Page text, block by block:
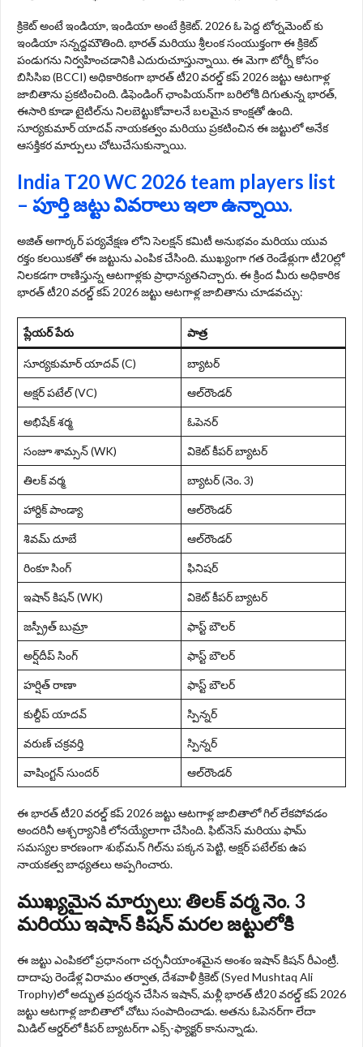
క్రికెట్ అంటే ఇండియా, ఇండియా అంటే క్రికెట్. 2026 ఓ పెద్ద టోర్నమెంట్ కు
ఇండియా సన్నద్దమౌతింది. భారత్ మరియు శ్రీలంక సంయుక్తంగా ఈ క్రికెట్
పండుగను నిర్వహించడానికి ఎదురుచూస్తున్నాయి. ఈ మెగా టోర్నీ కోసం
బిసిసిఐ (BCCI) అధికారికంగా భారత్ టీ20 వరల్డ్ కప్ 2026 జట్టు ఆటగాళ్ల
జాబితాను ప్రకటించింది. డిఫెండింగ్ ఛాంపియన్‌గా బరిలోకి దిగుతున్న భారత్,
ఈసారి కూడా టైటిల్‌ను నిలబెట్టుకోవాలనే బలమైన కాంక్షతో ఉంది.
సూర్యకుమార్ యాదవ్ నాయకత్వం మరియు ప్రకటించిన ఈ జట్టులో అనేక
ఆసక్తికర మార్పులు చోటుచేసుకున్నాయి.
India T20 WC 2026 team players list
– పూర్తి జట్టు వివరాలు ఇలా ఉన్నాయి.
అజిత్ అగార్కర్ పర్యవేక్షణ లోని సెలక్షన్ కమిటీ అనుభవం మరియు యువ
రక్తం కలయికతో ఈ జట్టును ఎంపిక చేసింది. ముఖ్యంగా గత రెండేళ్లుగా టీ20ల్లో
నిలకడగా రాణిస్తున్న ఆటగాళ్లకు ప్రాధాన్యతనిచ్చారు. ఈ క్రింద మీరు అధికారిక
భారత్ టీ20 వరల్డ్ కప్ 2026 జట్టు ఆటగాళ్ల జాబితాను చూడవచ్చు:
ప్లేయర్ పేరు పాత్ర
సూర్యకుమార్ యాదవ్ (C) బ్యాటర్
అక్షర్ పటేల్ (VC) ఆల్‌రౌండర్
అభిషేక్ శర్మ ఓపెనర్
సంజూ శామ్సన్ (WK) వికెట్ కీపర్ బ్యాటర్
తిలక్ వర్మ బ్యాటర్ (నెం. 3)
హార్దిక్ పాండ్యా ఆల్‌రౌండర్
శివమ్ దూబే ఆల్‌రౌండర్
రింకూ సింగ్ ఫినిషర్
ఇషాన్ కిషన్ (WK) వికెట్ కీపర్ బ్యాటర్
జస్ప్రీత్ బుమ్రా ఫాస్ట్ బౌలర్
అర్ష్‌దీప్ సింగ్ ఫాస్ట్ బౌలర్
హర్షిత్ రాణా ఫాస్ట్ బౌలర్
కుల్దీప్ యాదవ్ స్పిన్నర్
వరుణ్ చక్రవర్తి స్పిన్నర్
వాషింగ్టన్ సుందర్ ఆల్‌రౌండర్
ఈ భారత్ టీ20 వరల్డ్ కప్ 2026 జట్టు ఆటగాళ్ల జాబితాలో గిల్ లేకపోవడం
అందరినీ ఆశ్చర్యానికి లోనయ్యేలాగా చేసింది. ఫిట్‌నెస్ మరియు ఫామ్
సమస్యల కారణంగా శుభ్‌మన్ గిల్‌ను పక్కన పెట్టి, అక్షర్ పటేల్‌కు ఉప
నాయకత్వ బాధ్యతలు అప్పగించారు.
ముఖ్యమైన మార్పులు: తిలక్ వర్మ నెం. 3
మరియు ఇషాన్ కిషన్ మరల జట్టులోకి
ఈ జట్టు ఎంపికలో ప్రధానంగా చర్చనీయాంశమైన అంశం ఇషాన్ కిషన్ రీఎంట్రీ.
దాదాపు రెండేళ్ల విరామం తర్వాత, దేశవాళీ క్రికెట్ (Syed Mushtaq Ali
Trophy)లో అద్భుత ప్రదర్శన చేసిన ఇషాన్, మళ్లీ భారత్ టీ20 వరల్డ్ కప్ 2026
జట్టు ఆటగాళ్ల జాబితాలో చోటు సంపాదించాడు. అతను ఓపెనర్‌గా లేదా
మిడిల్ ఆర్డర్‌లో కీపర్ బ్యాటర్‌గా ఎక్స్‌-ఫ్యాక్టర్‌ కానున్నాడు.